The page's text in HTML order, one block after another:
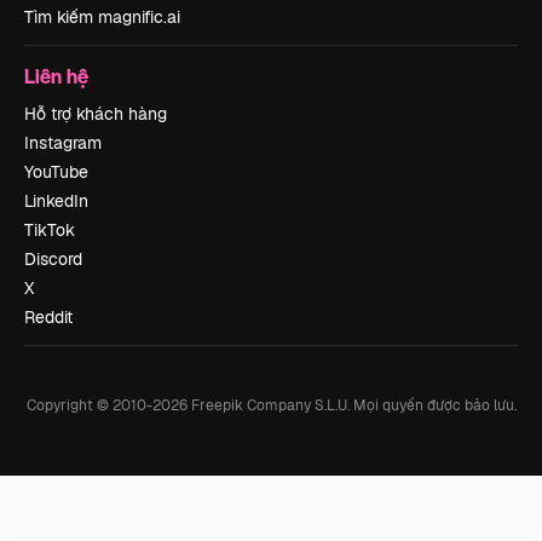
Tìm kiếm magnific.ai
Liên hệ
Hỗ trợ khách hàng
Instagram
YouTube
LinkedIn
TikTok
Discord
X
Reddit
Copyright © 2010-2026Freepik Company S.L.U. Mọi quyền được bảo lưu.